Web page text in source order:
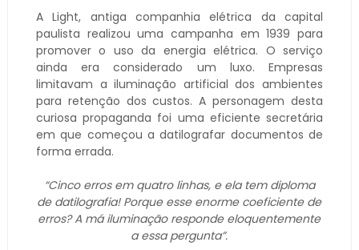
A Light, antiga companhia elétrica da capital
paulista realizou uma campanha em 1939 para
promover o uso da energia elétrica. O serviço
ainda era considerado um luxo. Empresas
limitavam a iluminação artificial dos ambientes
para retenção dos custos. A personagem desta
curiosa propaganda foi uma eficiente secretária
em que começou a datilografar documentos de
forma errada.
“Cinco erros em quatro linhas, e ela tem diploma
de datilografia! Porque esse enorme coeficiente de
erros? A má iluminação responde eloquentemente
a essa pergunta”.